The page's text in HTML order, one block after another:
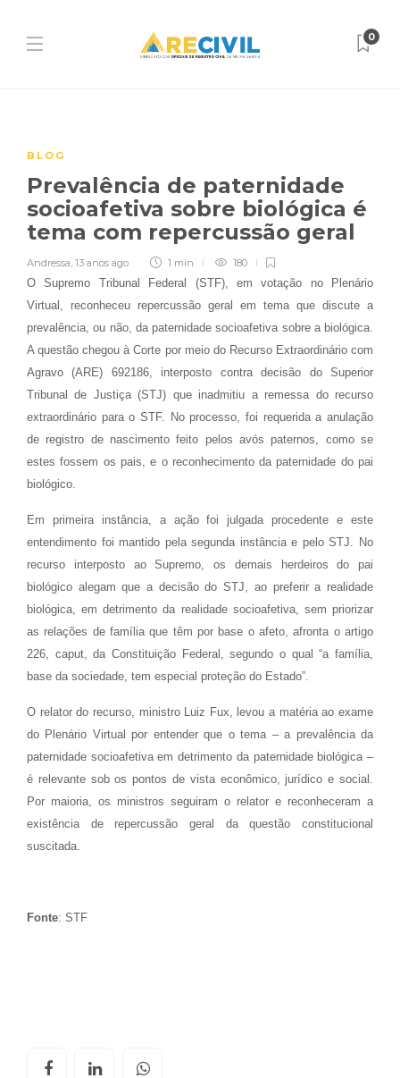
0
BLOG
Prevalência de paternidade
socioafetiva sobre biológica é
tema com repercussão geral
Andressa, 13 anos ago 1 min 180
O Supremo Tribunal Federal (STF), em votação no Plenário
Virtual, reconheceu repercussão geral em tema que discute a
prevalência, ou não, da paternidade socioafetiva sobre a biológica.
A questão chegou à Corte por meio do Recurso Extraordinário com
Agravo (ARE) 692186, interposto contra decisão do Superior
Tribunal de Justiça (STJ) que inadmitiu a remessa do recurso
extraordinário para o STF. No processo, foi requerida a anulação
de registro de nascimento feito pelos avós paternos, como se
estes fossem os pais, e o reconhecimento da paternidade do pai
biológico.
Em primeira instância, a ação foi julgada procedente e este
entendimento foi mantido pela segunda instância e pelo STJ. No
recurso interposto ao Supremo, os demais herdeiros do pai
biológico alegam que a decisão do STJ, ao preferir a realidade
biológica, em detrimento da realidade socioafetiva, sem priorizar
as relações de família que têm por base o afeto, afronta o artigo
226, caput, da Constituição Federal, segundo o qual “a família,
base da sociedade, tem especial proteção do Estado”.
O relator do recurso, ministro Luiz Fux, levou a matéria ao exame
do Plenário Virtual por entender que o tema – a prevalência da
paternidade socioafetiva em detrimento da paternidade biológica –
é relevante sob os pontos de vista econômico, jurídico e social.
Por maioria, os ministros seguiram o relator e reconheceram a
existência de repercussão geral da questão constitucional
suscitada.
Fonte: STF